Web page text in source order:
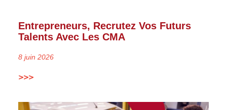
Entrepreneurs, Recrutez Vos Futurs
Talents Avec Les CMA
8 juin 2026
>>>